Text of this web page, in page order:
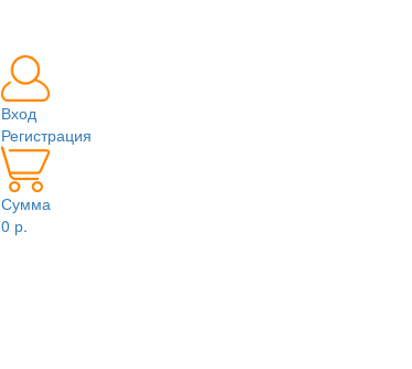
Вход
Регистрация
Сумма
0 р.